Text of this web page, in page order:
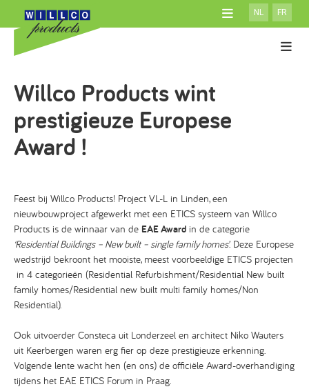
DOWNLOADS
NIEUWS
NL FR
SYSTEEM MET ISOLATIE
GEVENTILEERD SYSTEEM
Willco Products wint
prestigieuze Europese
Award !
Feest bij Willco Products! Project VL-L in Linden, een
nieuwbouwproject afgewerkt met een ETICS systeem van Willco
Products is de winnaar van de EAE Award in de categorie
‘Residential Buildings – New built – single family homes’. Deze Europese
wedstrijd bekroont het mooiste, meest voorbeeldige ETICS projecten
in 4 categorieën (Residential Refurbishment/Residential New built
family homes/Residential new built multi family homes/Non
Residential).
Ook uitvoerder Consteca uit Londerzeel en architect Niko Wauters
uit Keerbergen waren erg fier op deze prestigieuze erkenning.
Volgende lente wacht hen (en ons) de officiële Award-overhandiging
tijdens het EAE ETICS Forum in Praag.